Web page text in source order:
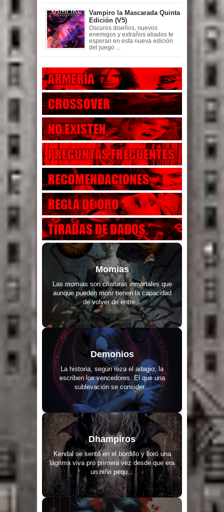
Vampiro la Mascarada Quinta
Edición (V5)
Oscuros diseños, nuevos
enemigos y extraños aliados te
esperan en esta nueva edición
del juego ...
Momias
Las momias son criaturas inmortales que
aunque pueden morir tienen la capacidad
de volver de entre...
Demonios
La historia, según reza el adagio, la
escriben los vencedores. El que una
sublevación se consider...
Dhampiros
Kendal se sentó en el bordillo y lloró una
lágrima viva pro primera vez desde que era
un niño pequ...